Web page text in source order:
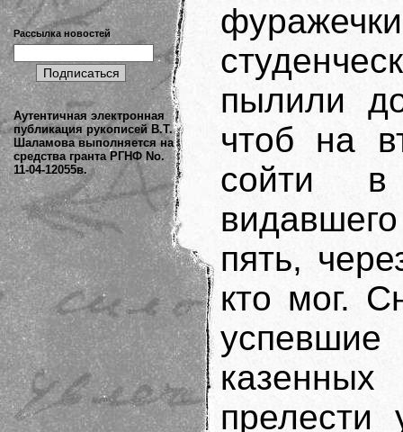
Рассылка новостей
Аутентичная электронная
публикация рукописей В.Т.
Шаламова выполняется на
средства гранта РГНФ No.
11-04-12055в.
пылили
чтоб на
сойти в
пять,
кто мог.
прелести